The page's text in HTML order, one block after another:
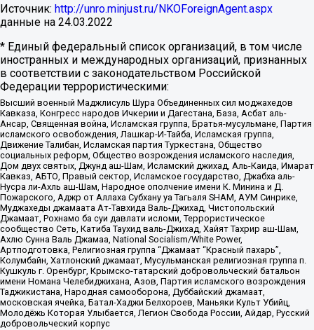
Источник: http://unro.minjust.ru/NKOForeignAgent.aspx
данные на 24.03.2022
* Единый федеральный список организаций, в том числе
иностранных и международных организаций, признанных
в соответствии с законодательством Российской
Федерации террористическими:
Высший военный Маджлисуль Шура Объединенных сил моджахедов
Кавказа, Конгресс народов Ичкерии и Дагестана, База, Асбат аль-
Ансар, Священная война, Исламская группа, Братья-мусульмане, Партия
исламского освобождения, Лашкар-И-Тайба, Исламская группа,
Движение Талибан, Исламская партия Туркестана, Общество
социальных реформ, Общество возрождения исламского наследия,
Дом двух святых, Джунд аш-Шам, Исламский джихад, Аль-Каида, Имарат
Кавказ, АБТО, Правый сектор, Исламское государство, Джабха аль-
Нусра ли-Ахль аш-Шам, Народное ополчение имени К. Минина и Д.
Пожарского, Аджр от Аллаха Субхану уа Тагьаля SHAM, АУМ Синрике,
Муджахеды джамаата Ат-Тавхида Валь-Джихад, Чистопольский
Джамаат, Рохнамо ба суи давлати исломи, Террористическое
сообщество Сеть, Катиба Таухид валь-Джихад, Хайят Тахрир аш-Шам,
Ахлю Сунна Валь Джамаа, National Socialism/White Power,
Артподготовка, Религиозная группа “Джамаат “Красный пахарь”,
Колумбайн, Хатлонский джамаат, Мусульманская религиозная группа п.
Кушкуль г. Оренбург, Крымско-татарский добровольческий батальон
имени Номана Челебиджихана, Азов, Партия исламского возрождения
Таджикистана, Народная самооборона, Дуббайский джамаат,
московская ячейка, Батал-Хаджи Белхороев, Маньяки Культ Убийц,
Молодёжь Которая Улыбается, Легион Свобода России, Айдар, Русский
добровольческий корпус